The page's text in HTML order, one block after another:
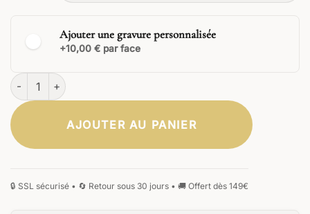
Ajouter une gravure personnalisée
+10,00 € par face
CLASSIQUE
quantité de Arcanus München Édition Limitée
AJOUTER AU PANIER